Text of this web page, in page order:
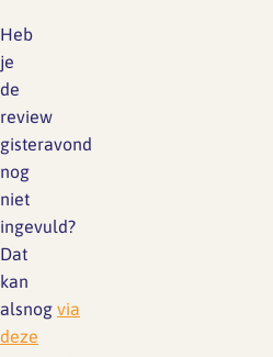
Heb
je
de
review
gisteravond
nog
niet
ingevuld?
Dat
kan
alsnog via
deze